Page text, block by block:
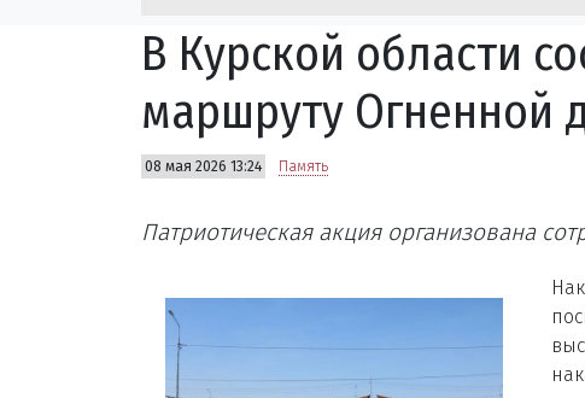
В Курской области
маршруту Огненной
08 мая 2026 13:24 Память
Патриотическая акция организована